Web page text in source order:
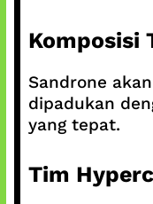
Komposisi
Sandrone
dipadukan
yang tepat.
Tim